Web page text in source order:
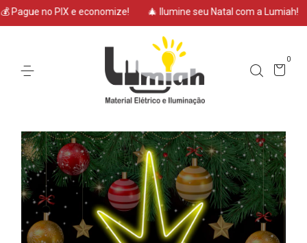
no PIX e economize! 🎄 Ilumine seu Natal com a Lumiah!
0